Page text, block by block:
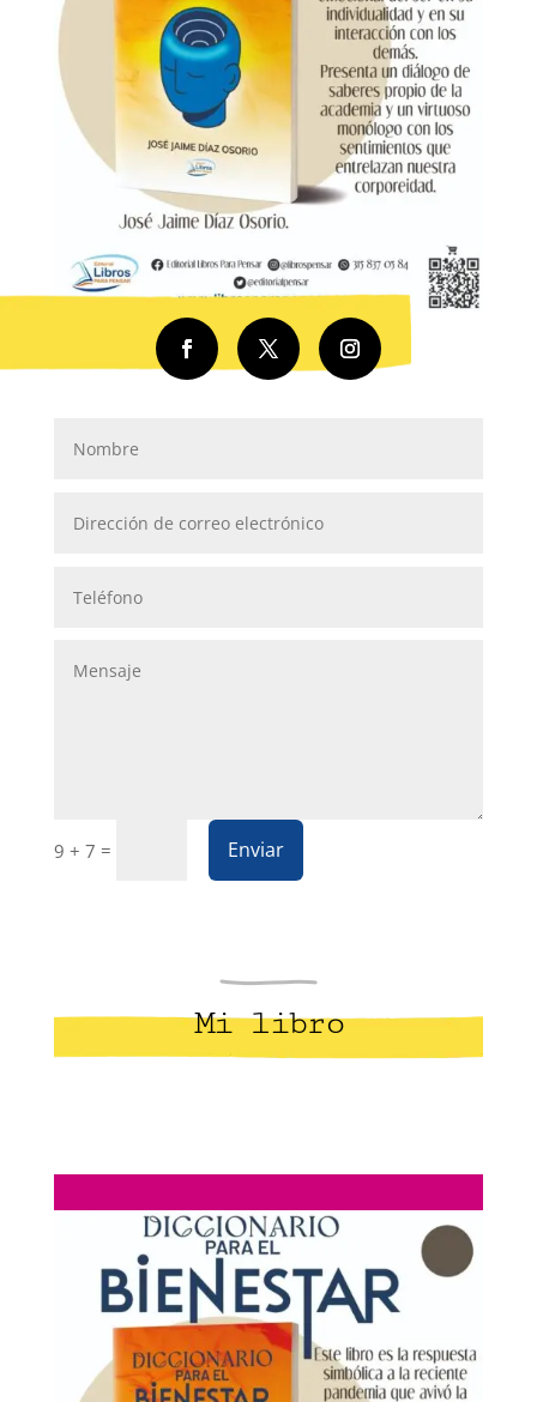
9 + 7 = Enviar
Mi libro